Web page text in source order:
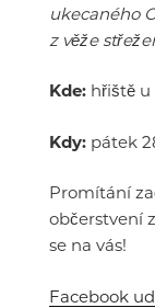
ukecaného
z věže
Kde: hřiště
Kdy: pátek
Promítání
občerstvení
se na vás!
Facebook